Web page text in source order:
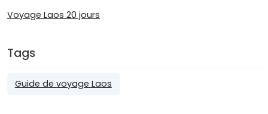
Voyage Laos 20 jours
Tags
Guide de voyage Laos